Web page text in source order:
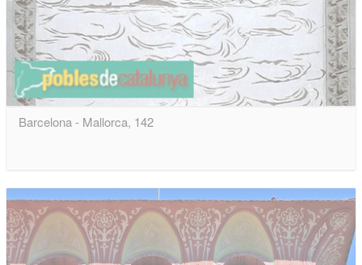
Barcelona - Mallorca, 142